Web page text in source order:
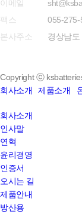
이메일
팩스
055-275-
본사주소
경상남
Copyright ⓒ
회사소개
제품소개
Close
Menu
회사소개
인사말
연혁
윤리경영
인증서
오시는 길
제품안내
방산용